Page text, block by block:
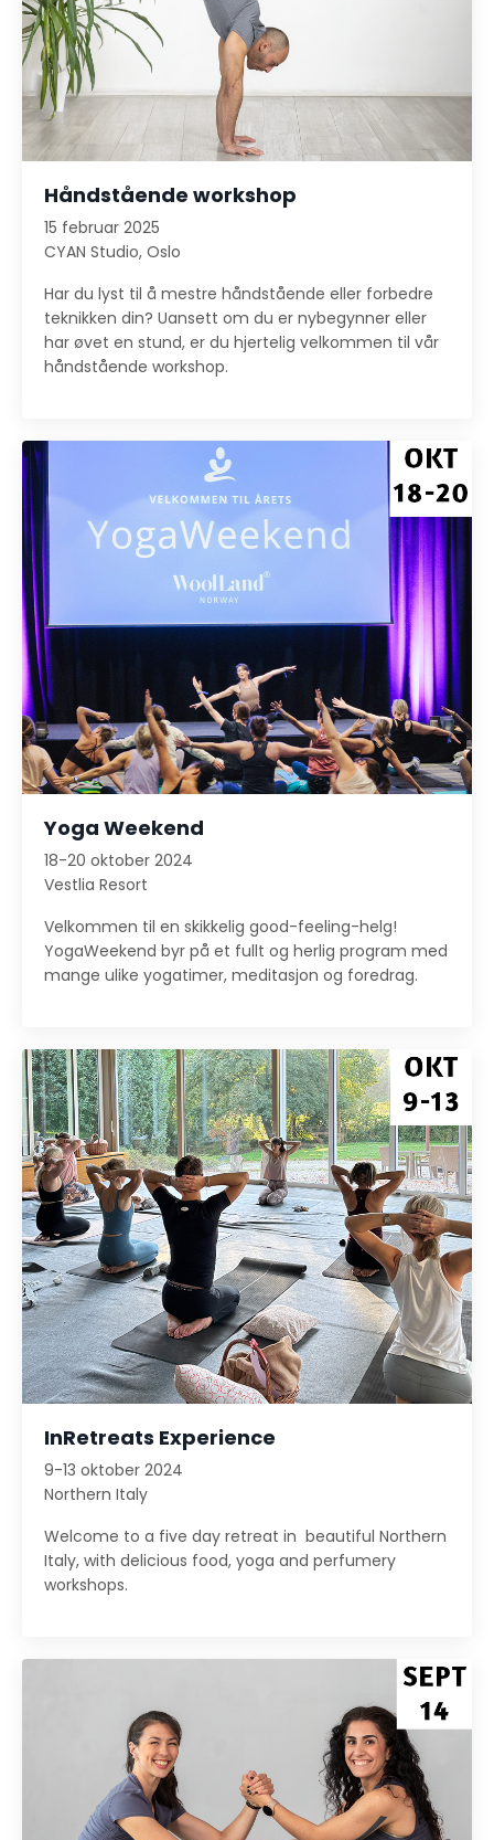
Håndstående workshop
15 februar 2025
CYAN Studio, Oslo
Har du lyst til å mestre håndstående eller forbedre
teknikken din? Uansett om du er nybegynner eller
har øvet en stund, er du hjertelig velkommen til vår
håndstående workshop.
Yoga Weekend
18-20 oktober 2024
Vestlia Resort
Velkommen til en skikkelig good-feeling-helg!
YogaWeekend byr på et fullt og herlig program med
mange ulike yogatimer, meditasjon og foredrag.
InRetreats Experience
9-13 oktober 2024
Northern Italy
Welcome to a five day retreat in beautiful Northern
Italy, with delicious food, yoga and perfumery
workshops.